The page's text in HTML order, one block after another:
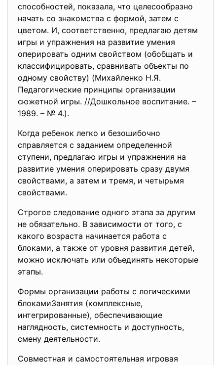
способностей, показала, что целесообразно
начать со знакомства с формой, затем с
цветом. И, соответственно, предлагаю детям
игры и упражнения на развитие умения
оперировать одним свойством (обобщать и
классифицировать, сравнивать объекты по
одному свойству) (Михайленко Н.Я.
Педагогические принципы организации
сюжетной игры. //Дошкольное воспитание. –
1989. – № 4.).
Когда ребенок легко и безошибочно
справляется с заданием определенной
ступени, предлагаю игры и упражнения на
развитие умения оперировать сразу двумя
свойствами, а затем и тремя, и четырьмя
свойствами.
Строгое следование одного этапа за другим
не обязательно. В зависимости от того, с
какого возраста начинается работа с
блоками, а также от уровня развития детей,
можно исключать или объединять некоторые
этапы.
Формы организации работы с логическими
блокамиЗанятия (комплексные,
интегрированные), обеспечивающие
наглядность, системность и доступность,
смену деятельности.
Совместная и самостоятельная игровая